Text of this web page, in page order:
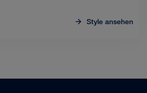
Style ansehen